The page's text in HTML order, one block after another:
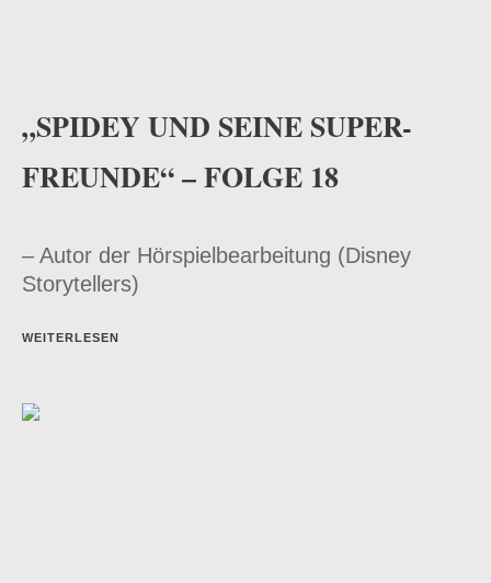
„SPIDEY UND SEINE SUPER-
FREUNDE“ – FOLGE 18
– Autor der Hörspielbearbeitung (Disney
Storytellers)
WEITERLESEN